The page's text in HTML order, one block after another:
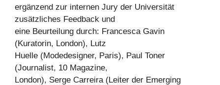
ergänzend zur internen Jury der Universität
zusätzliches Feedback und
eine Beurteilung durch: Francesca Gavin
(Kuratorin, London), Lutz
Huelle (Modedesigner, Paris), Paul Toner
(Journalist, 10 Magazine,
London), Serge Carreira (Leiter der Emerging